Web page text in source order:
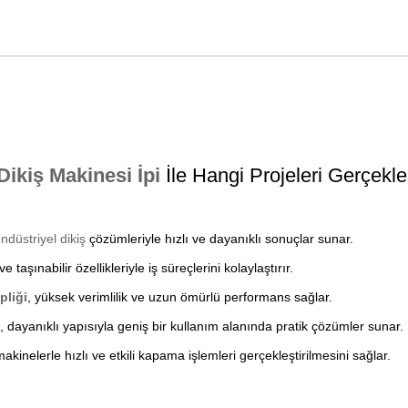
Makinesi İpi İle Hangi Projeleri
dikiş çözümleriyle hızlı ve dayanıklı sonuçlar sunar.
taşınabilir özellikleriyle iş süreçlerini kolaylaştırır.
, yüksek verimlilik ve uzun ömürlü performans sağlar.
, dayanıklı yapısıyla geniş bir kullanım alanında pratik çözümler sunar.
hızlı ve etkili kapama işlemleri gerçekleştirilmesini sağlar.